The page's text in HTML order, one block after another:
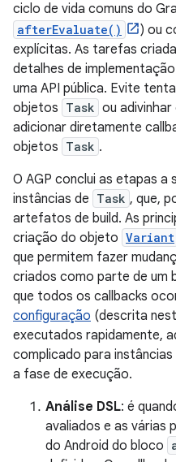
ciclo de vida comuns do
afterEvaluate() ) ou
explícitas. As tarefas
detalhes de
uma API pública. Evite
objetos Task ou
adicionar diretamente
objetos Task .
O AGP conclui as etapas a
instâncias de Task , que,
artefatos de build. As
criação do objeto Variant
que permitem fazer
criados como parte de um
que todos os callbacks
configuração (descrita
executados rapidamente,
complicado para instâncias
a fase de execução.
Análise DSL: é
avaliados e as várias
do Android do bloco